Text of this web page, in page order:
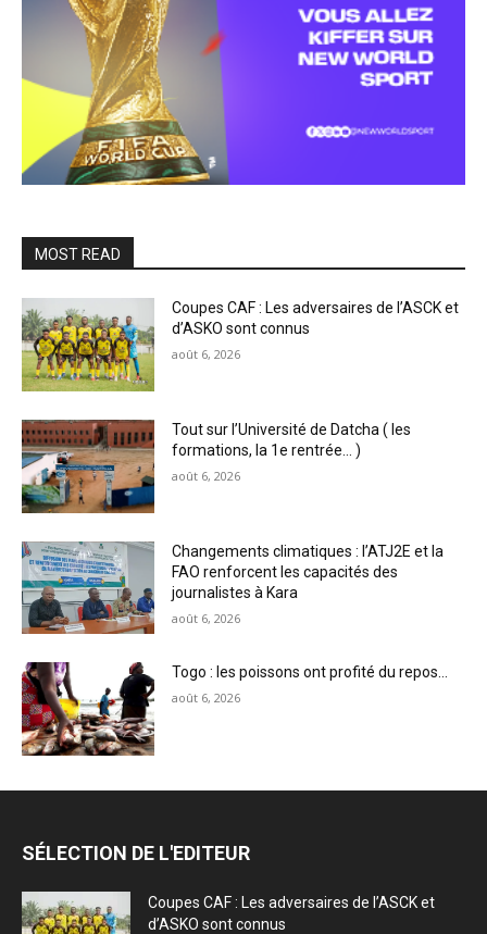
MOST READ
Coupes CAF : Les adversaires de l’ASCK et
d’ASKO sont connus
août 6, 2026
Tout sur l’Université de Datcha ( les
formations, la 1e rentrée… )
août 6, 2026
Changements climatiques : l’ATJ2E et la
FAO renforcent les capacités des
journalistes à Kara
août 6, 2026
Togo : les poissons ont profité du repos…
août 6, 2026
SÉLECTION DE L'EDITEUR
Coupes CAF : Les adversaires de l’ASCK et
d’ASKO sont connus